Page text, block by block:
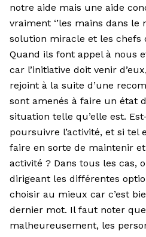
notre aide mais une aide
vraiment ‘’les mains dans le
solution miracle et les chefs
Quand ils font appel à nous
car l’initiative doit venir
rejoint à la suite d’une
sont amenés à faire un état
situation telle qu’elle est.
poursuivre l’activité, et si tel
faire en sorte de maintenir
activité ? Dans tous les cas,
dirigeant les différentes
choisir au mieux car c’est
dernier mot. Il faut noter
malheureusement, les